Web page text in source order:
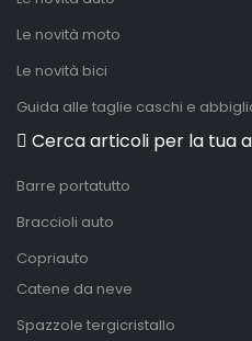
Le novità moto
Le novità bici
Guida alle taglie caschi e
Cerca articoli per la tua
Barre portatutto
Braccioli auto
Copriauto
Catene da neve
Spazzole tergicristallo